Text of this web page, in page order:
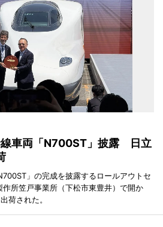
線車両「N700ST」披露 日立
」の完成を披露するロールアウトセ
所笠戸事業所（下松市東豊井）で開か
荷された。